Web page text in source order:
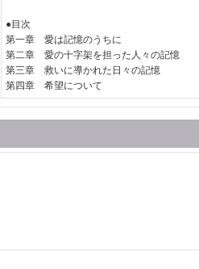
●目次
第一章 愛は記憶のうちに
第二章 愛の十字架を担った人々の記憶
第三章 救いに導かれた日々の記憶
第四章 希望について